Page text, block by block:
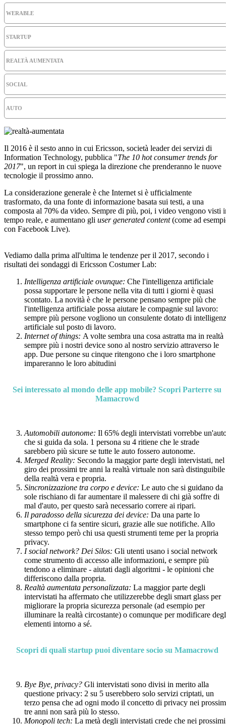
WERABLE
STARTUP
REALTÀ AUMENTATA
SOCIAL
AUTO
Il 2016 è il sesto anno in cui Ericsson, società leader dei servizi di
Information Technology, pubblica "The 10 hot consumer trends for
2017", un report in cui spiega la direzione che prenderanno le nuove
tecnologie il prossimo anno.
La considerazione generale è che Internet si è ufficialmente
trasformato, da una fonte di informazione basata sui testi, a una
composta al 70% da video. Sempre di più, poi, i video vengono visti
tempo reale, e aumentano gli user generated content(come ad
con Facebook Live).
Vediamo dalla prima all'ultima le tendenze per il 2017, secondo i
risultati dei sondaggi di Ericsson Costumer Lab:
Intelligenza artificiale ovunque: Che l'intelligenza artificiale
possa supportare le persone nella vita di tutti i giorni è quasi
scontato. La novità è che le persone pensano sempre più che
l'intelligenza artificiale possa aiutare le compagnie sul lavoro:
sempre più persone vogliono un consulente dotato di
artificiale sul posto di lavoro.
Internet of things: A volte sembra una cosa astratta ma in realtà
sempre più i nostri device sono al nostro servizio attraverso le
app. Due persone su cinque ritengono che i loro smartphone
impareranno le loro abitudini
Sei interessato al mondo delle app mobile? Scopri Parterre su
Mamacrowd
Automobili autonome: Il 65% degli intervistati vorrebbe
che si guida da sola. 1 persona su 4 ritiene che le strade
sarebbero più sicure se tutte le auto fossero autonome.
Merged Reality: Secondo la maggior parte degli intervistati, nel
giro dei prossimi tre anni la realtà virtuale non sarà distinguibile
della realtà vera e propria.
Sincronizzazione tra corpo e device: Le auto che si guidano da
sole rischiano di far aumentare il malessere di chi già soffre di
mal d'auto, per questo sarà necessario correre ai ripari.
Il paradosso della sicurezza dei device: Da una parte lo
smartphone ci fa sentire sicuri, grazie alle sue notifiche. Allo
stesso tempo però chi usa questi strumenti teme per la propria
privacy.
I social network? Dei Silos: Gli utenti usano i social network
come strumento di accesso alle informazioni, e sempre più
tendono a eliminare - aiutati dagli algoritmi - le opinioni che
differiscono dalla propria.
Realtà aumentata personalizzata: La maggior parte degli
intervistati ha affermato che utilizzerebbe degli smart glass per
migliorare la propria sicurezza personale (ad esempio per
illuminare la realtà circostante) o comunque per modificare
elementi intorno a sé.
Scopri di quali startup puoi diventare socio su Mamacrowd
Bye Bye, privacy? Gli intervistati sono divisi in merito alla
questione privacy: 2 su 5 userebbero solo servizi criptati, un
terzo pensa che ad ogni modo il concetto di privacy nei
tre anni non sarà più lo stesso.
Monopoli tech: La metà degli intervistati crede che nei prossimi